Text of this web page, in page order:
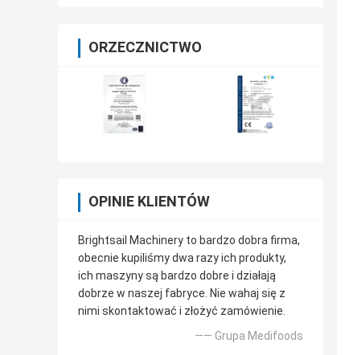
ORZECZNICTWO
OPINIE KLIENTÓW
Brightsail Machinery to bardzo dobra firma,
obecnie kupiliśmy dwa razy ich produkty,
ich maszyny są bardzo dobre i działają
dobrze w naszej fabryce. Nie wahaj się z
nimi skontaktować i złożyć zamówienie.
—— Grupa Medifoods